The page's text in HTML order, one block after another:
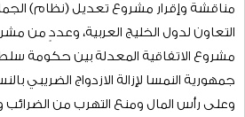
الملفات تمثلت في، ملف الباحثين عن
الحماية الاجتماعية، وملف الاقتصاد
بالمجلس أكثر من (220)
(200) اجتماعاً.
وحول جدول أعمال جلسات المجلس الاعتيادية